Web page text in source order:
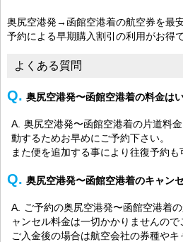
奥尻空港発→函館空港着の航空券を最
予約による早期購入割引の利用がお得で
よくある質問
奥尻空港発〜函館空港着の料金は
奥尻空港発〜函館空港着の片道料
動するためお早めにご予約下さい。
また便を追加する事により往復予約も
奥尻空港発〜函館空港着のキャン
ご予約の奥尻空港発〜函館空港着
ャンセル料金は一切かかりませんので
ご入金後の場合は航空会社の券種や